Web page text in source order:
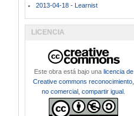
2013-04-18 - Learnist
LICENCIA
Este obra está bajo una licencia de
Creative commons reconocimiento,
no comercial, compartir igual